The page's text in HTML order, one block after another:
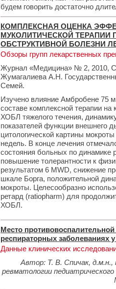
будем говорить достаточно
КОМПЛЕКСНАЯ ОЦЕНКА
МУКОЛИТИЧЕСКОЙ ТЕРАПИИ
ОБСТРУКТИВНОЙ БОЛЕЗНИ
Обзоры групп лекарственных
Журнал «Медицина» № 2, 2010,
Жумагалиева А.Н.
Семей.
Изучено влияние Амбробене 75
составе комплексной терапии
ХОБЛ тяжелого течения,
показателей функции внешнего
цитологической картины
недель. В конце лечения
состояния больных по
повышение толерантности к
результатом 6 MWD, снижение
шкале Борга, положительной
мокроты. Целесообразно
ретард (ratiopharm) для
ХОБЛ.
Место
респираторных заболеваниях
Данные клинических
Автор: Т. В. Спичак,
ревматологии